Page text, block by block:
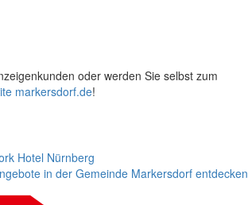
oder werden Sie selbst zum
markersdorf.de!
Hotel Nürnberg